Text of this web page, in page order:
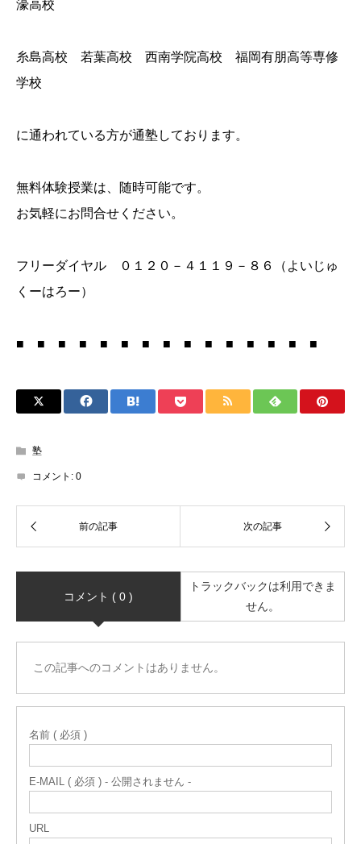
濠高校
糸島高校 若葉高校 西南学院高校 福岡有朋高等専修
学校
に通われている方が通塾しております。
無料体験授業は、随時可能です。
お気軽にお問合せください。
フリーダイヤル ０１２０－４１１９－８６（よいじゅ
くーはろー）
■ ■ ■ ■ ■ ■ ■ ■ ■ ■ ■ ■ ■ ■ ■
塾
コメント: 0
コメント ( 0 )
トラックバックは利用できま
せん。
この記事へのコメントはありません。
名前 ( 必須 )
E-MAIL ( 必須 ) - 公開されません -
URL